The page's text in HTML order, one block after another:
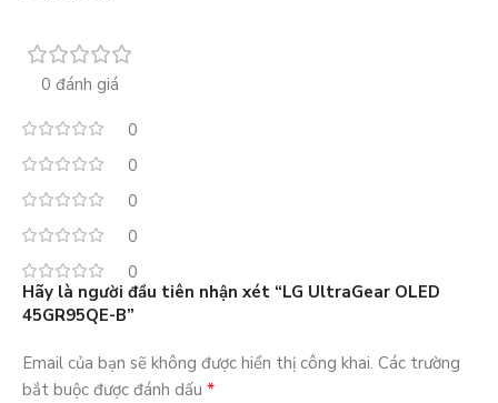
0 đánh giá
0
0
0
0
0
Hãy là người đầu tiên nhận xét “LG UltraGear OLED
45GR95QE-B”
Email của bạn sẽ không được hiển thị công khai. Các trường
bắt buộc được đánh dấu *